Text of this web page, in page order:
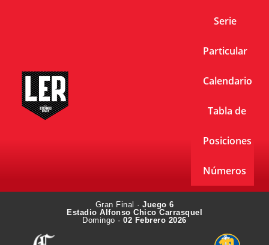
Serie
Particular
Calendario
Tabla de
Posiciones
Números
Gran Final · Juego 6
Estadio Alfonso Chico Carrasquel
Domingo ·02 Febrero 2026